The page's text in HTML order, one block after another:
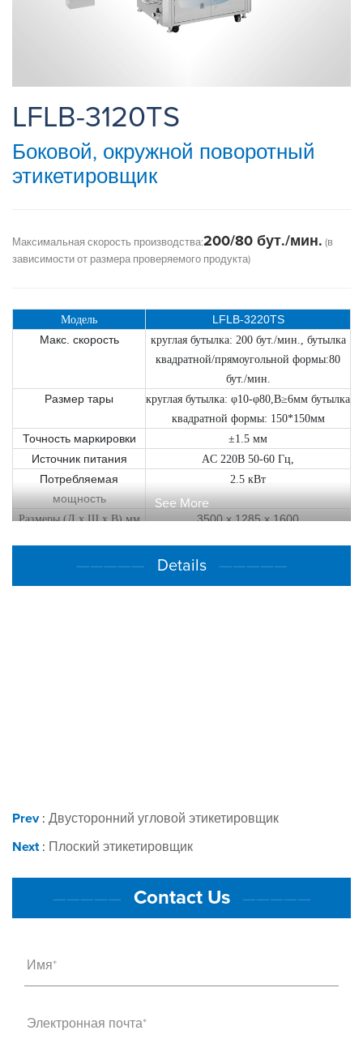
LFLB-3120TS
Боковой, окружной поворотный
этикетировщик
Максимальная скорость производства:200/80 бут./мин. (в
зависимости от размера проверяемого продукта)
Mодель
LFLB-3220TS
Макс. скорость
круглая бутылка: 200 бут./мин., бутылка
квадратной/прямоугольной формы:80
бут./мин.
Размер тары
круглая бутылка: φ10-φ80,В≥6мм бутылка
квадратной формы: 150*150мм
Точность маркировки ±1.5 мм
Источник питания AC 220В 50-60 Гц,
Потребляемая
мощность
2.5 кВт
Размеры (Д x Ш x В) мм
3500 x 1285 x 1600
See More
————— Details —————
Prev: Двусторонний угловой этикетировщик
Next: Плоский этикетировщик
————— Contact Us —————
Имя*
Электронная почта*